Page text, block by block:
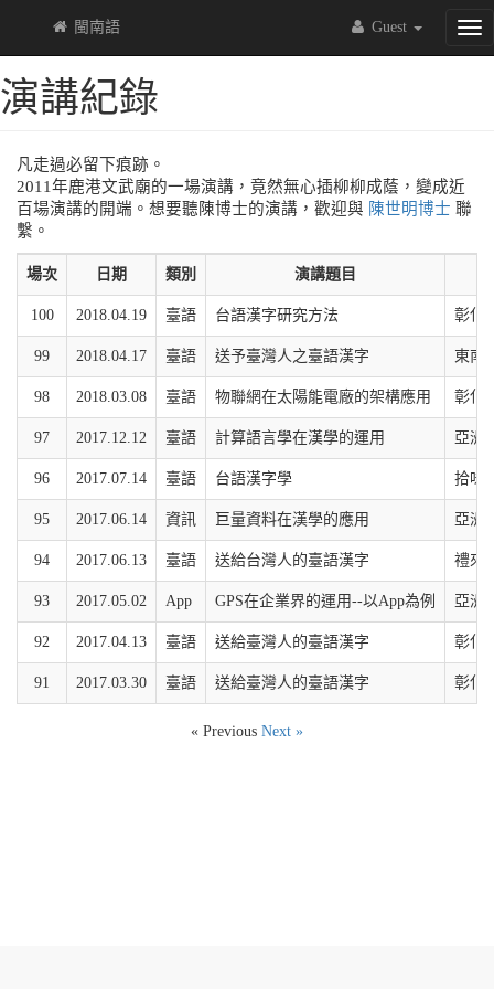
閩南語 Guest
演講紀錄
凡走過必留下痕跡。
2011年鹿港文武廟的一場演講，竟然無心插柳柳成蔭，變成近
百場演講的開端。想要聽陳博士的演講，歡迎與 陳世明博士 聯
繫。
場次 日期 類別 演講題目
100 2018.04.19 臺語 台語漢字研究方法 彰化
99 2018.04.17 臺語 送予臺灣人之臺語漢字 東南
98 2018.03.08 臺語 物聯網在太陽能電廠的架構應用 彰化
97 2017.12.12 臺語 計算語言學在漢學的運用 亞洲
96 2017.07.14 臺語 台語漢字學 拾味
95 2017.06.14 資訊 巨量資料在漢學的應用 亞洲
94 2017.06.13 臺語 送給台灣人的臺語漢字 禮來
93 2017.05.02 App GPS在企業界的運用--以App為例 亞洲
92 2017.04.13 臺語 送給臺灣人的臺語漢字 彰化
91 2017.03.30 臺語 送給臺灣人的臺語漢字 彰化
« Previous Next »